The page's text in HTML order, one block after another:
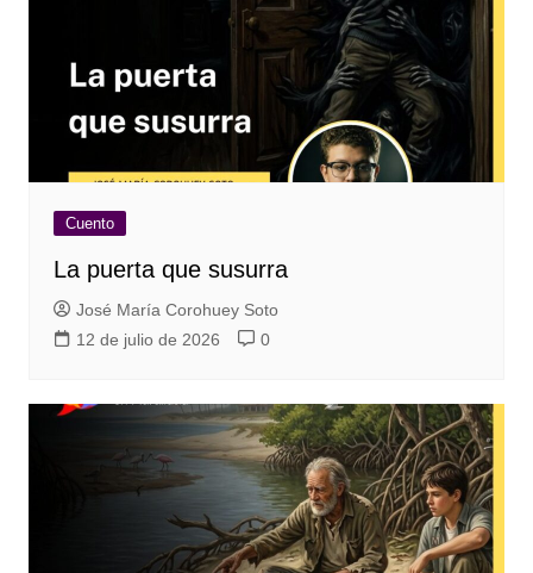
Cuento
La puerta que susurra
José María Corohuey Soto
12 de julio de 2026
0